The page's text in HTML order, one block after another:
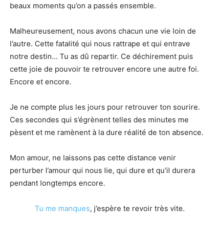
beaux moments qu’on a passés ensemble.
Malheureusement, nous avons chacun une vie loin de
l’autre. Cette fatalité qui nous rattrape et qui entrave
notre destin… Tu as dû repartir. Ce déchirement puis
cette joie de pouvoir te retrouver encore une autre foi.
Encore et encore.
Je ne compte plus les jours pour retrouver ton sourire.
Ces secondes qui s’égrènent telles des minutes me
pèsent et me ramènent à la dure réalité de ton absence.
Mon amour, ne laissons pas cette distance venir
perturber l’amour qui nous lie, qui dure et qu’il durera
pendant longtemps encore.
Tu me manques, j’espère te revoir très vite.